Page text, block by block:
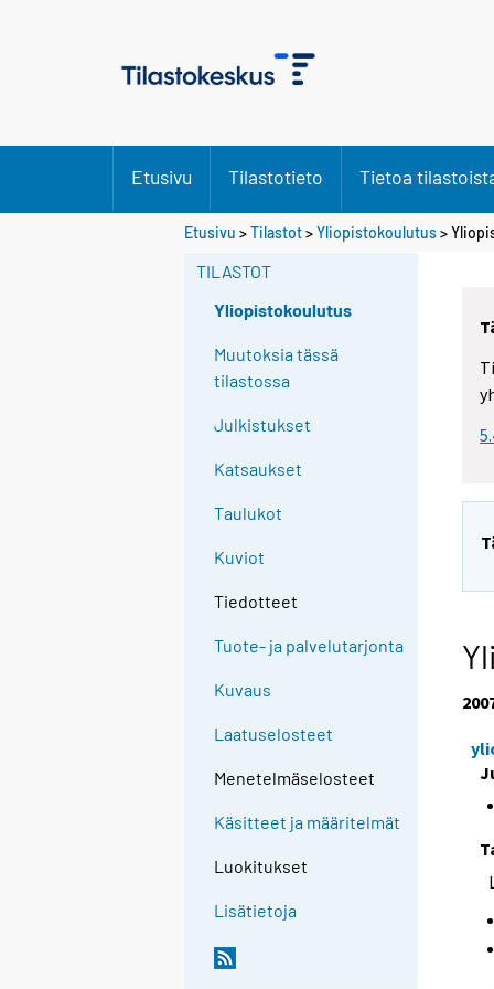
Etusivu Tilastotieto Tietoa
Etusivu >Tilastot>Yliopistokoulutus>
TILASTOT
Yliopistokoulutus
Muutoksia tässä
tilastossa
Julkistukset
Katsaukset
Taulukot
Kuviot
Tiedotteet
Tuote- ja palvelutarjonta
Kuvaus
Laatuselosteet
Menetelmäselosteet
Käsitteet ja määritelmät
Luokitukset
Lisätietoja